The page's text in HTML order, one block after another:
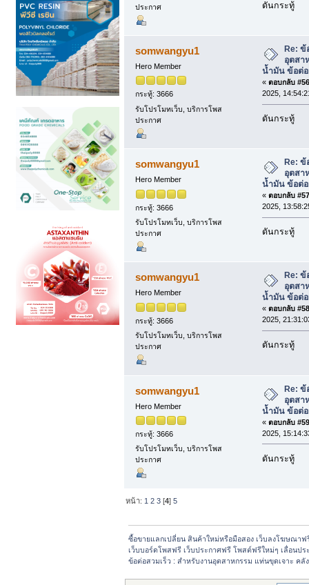
ประกาศ ดันกระทู้
somwangyu1
Hero Member
กระทู้: 3666
รับโปรโมทเว็บ, บริการโพส
ประกาศ
Re: ข้
อุตสา
น้ำมัน ข้อต่อ
« ตอบกลับ
2025,
ดันกระทู้
somwangyu1
Hero Member
กระทู้: 3666
รับโปรโมทเว็บ, บริการโพส
ประกาศ
Re: ข้
อุตสา
น้ำมัน ข้อต่อ
« ตอบกลับ
2025,
ดันกระทู้
somwangyu1
Hero Member
กระทู้: 3666
รับโปรโมทเว็บ, บริการโพส
ประกาศ
Re: ข้
อุตสา
น้ำมัน ข้อต่อ
« ตอบกลับ
2025,
ดันกระทู้
somwangyu1
Hero Member
กระทู้: 3666
รับโปรโมทเว็บ, บริการโพส
ประกาศ
Re: ข้
อุตสา
น้ำมัน ข้อต่อ
« ตอบกลับ
2025,
ดันกระทู้
หน้า: 1 2 3 [4]5
ซื้อขายแลกเปลี่ยน สินค้าใหม่หรือมือสอง เว็บลงโฆษณา
เว็บบอร์ดโพสฟรี เว็บประกาศฟรี โพสต์ฟรีใหม่ๆ เลื่อนปร
ข้อต่อสวมเร็ว : สำหรับงานอุตสาหกรรม แท่นขุดเจาะ ค